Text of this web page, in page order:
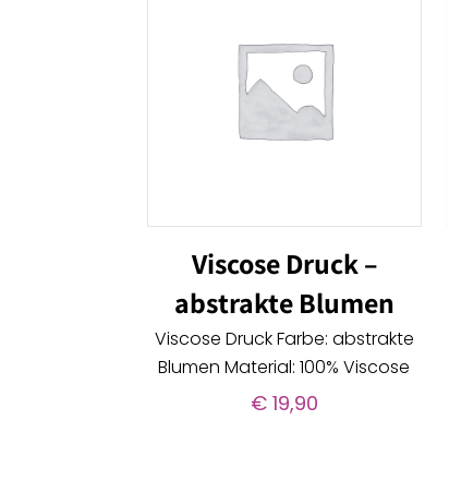
Viscose Druck –
abstrakte Blumen
Viscose Druck Farbe: abstrakte
Blumen Material: 100% Viscose
€19,90